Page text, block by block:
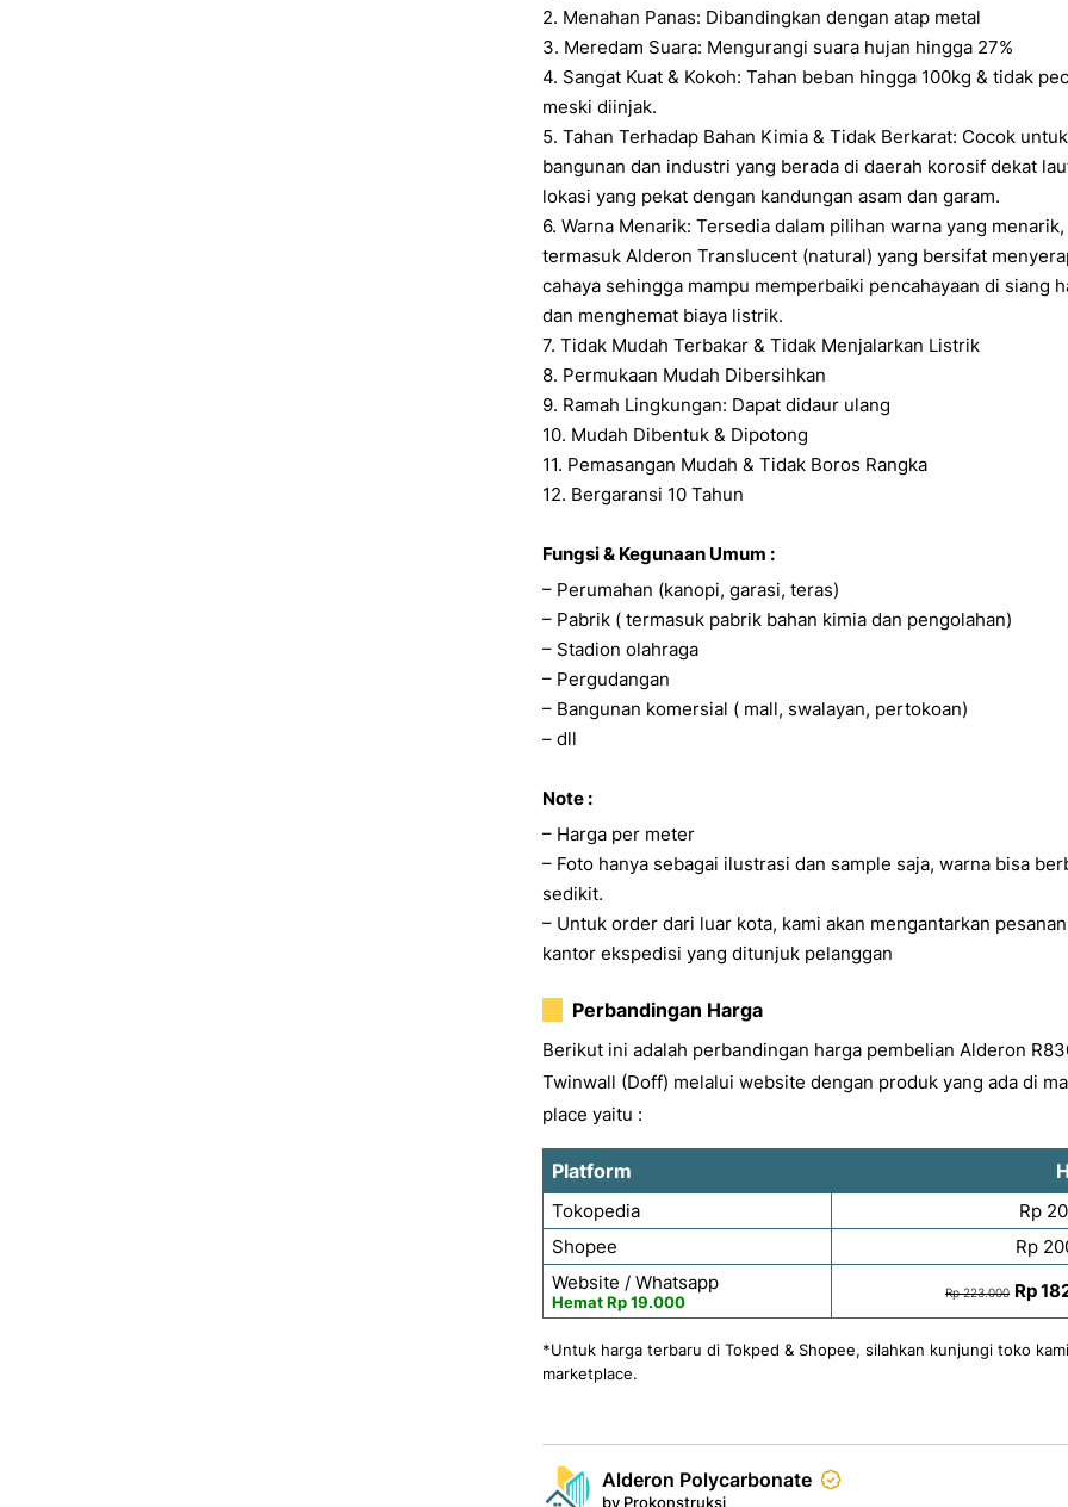
2. Menahan Panas: Dibandingkan dengan atap metal
3. Meredam Suara: Mengurangi suara hujan hingga 27%
4. Sangat Kuat & Kokoh: Tahan beban hingga 100kg & tidak
meski diinjak.
5. Tahan Terhadap Bahan Kimia & Tidak Berkarat: Cocok untuk
bangunan dan industri yang berada di daerah korosif dekat
lokasi yang pekat dengan kandungan asam dan garam.
6. Warna Menarik: Tersedia dalam pilihan warna yang menarik,
termasuk Alderon Translucent (natural) yang bersifat
cahaya sehingga mampu memperbaiki pencahayaan di siang
dan menghemat biaya listrik.
7. Tidak Mudah Terbakar & Tidak Menjalarkan Listrik
8. Permukaan Mudah Dibersihkan
9. Ramah Lingkungan: Dapat didaur ulang
10. Mudah Dibentuk & Dipotong
11. Pemasangan Mudah & Tidak Boros Rangka
12. Bergaransi 10 Tahun
Fungsi & Kegunaan Umum :
– Perumahan (kanopi, garasi, teras)
– Pabrik ( termasuk pabrik bahan kimia dan pengolahan)
– Stadion olahraga
– Pergudangan
– Bangunan komersial ( mall, swalayan, pertokoan)
– dll
Note :
– Harga per meter
– Foto hanya sebagai ilustrasi dan sample saja, warna bisa
sedikit.
– Untuk order dari luar kota, kami akan mengantarkan
kantor ekspedisi yang ditunjuk pelanggan
Perbandingan Harga
Berikut ini adalah perbandingan harga pembelian Alderon
Twinwall (Doff) melalui website dengan produk yang ada di
place yaitu :
Platform
Tokopedia
Rp
Shopee
Rp
Website / Whatsapp
Hemat Rp 19.000
Rp 223.000 Rp
*Untuk harga terbaru di Tokped & Shopee, silahkan kunjungi toko
marketplace.
Alderon Polycarbonate
by Prokonstruksi